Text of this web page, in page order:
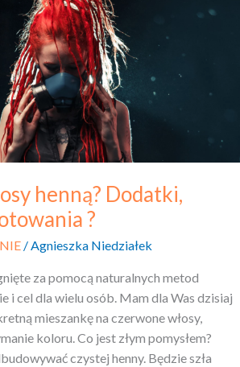
henną? Dodatki,
?
/Agnieszka Niedziałek
za pomocą naturalnych metod
i cel dla wielu osób. Mam dla Was dzisiaj
mieszankę na czerwone włosy,
koloru. Co jest złym pomysłem?
czystej henny. Będzie szła